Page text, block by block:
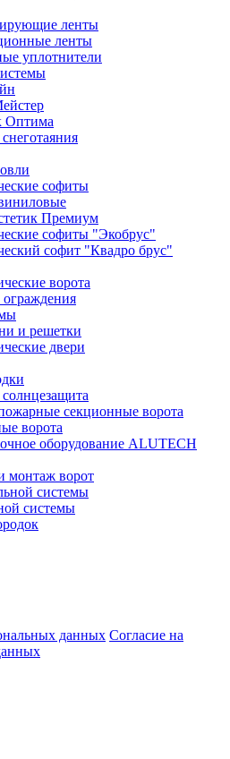
ленты
ленты
уплотнители
Оптима
софиты
Премиум
софиты "Экобрус"
софит "Квадро брус"
ворота
и решетки
двери
секционные ворота
ворота
оборудование ALUTECH
монтаж ворот
системы
системы
данных Согласие на